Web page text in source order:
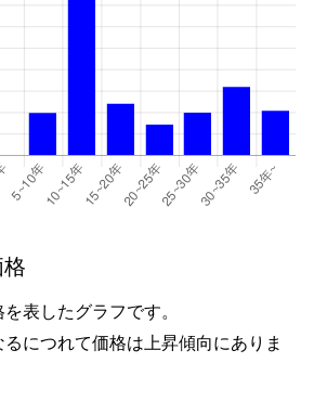
表したグラフです。
につれて価格は上昇傾向にありま